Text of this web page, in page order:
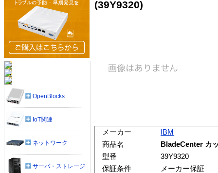
(39Y9320)
メーカー
IBM
商品名
BladeCenter カ
型番
39Y9320
保証条件
メーカー保証
OpenBlocks
IoT関連
ネットワーク
サーバ・ストレージ